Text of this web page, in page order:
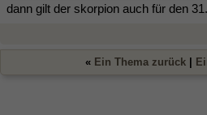
dann gilt der skorpion auch für den
« Ein Thema zurück